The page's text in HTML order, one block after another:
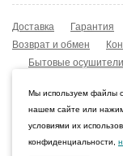
Доставка Гарантия
Возврат и обмен
Бытовые осушители
Охладители воздуха
© 2009–2026
Мы используем файлы
нашем сайте или
условиями их
конфиденциальности,